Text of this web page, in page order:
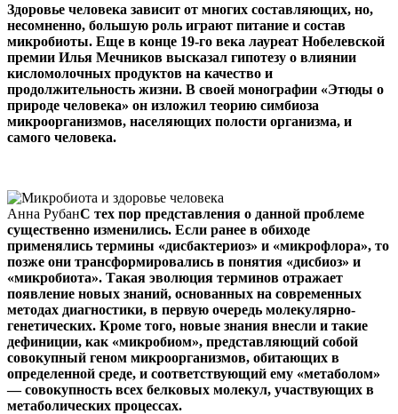
Здоровье человека зависит от многих составляющих, но,
несомненно, большую роль играют питание и состав
микробиоты. Еще в конце 19-го века лауреат Нобелевской
премии Илья Мечников высказал гипотезу о влиянии
кисломолочных продуктов на качество и
продолжительность жизни. В своей монографии «Этюды о
природе человека» он изложил теорию симбиоза
микроорганизмов, населяющих полости организма, и
самого человека.
Анна РубанС тех пор представления о данной проблеме
существенно изменились. Если ранее в обиходе
применялись термины «дисбактериоз» и «микрофлора», то
позже они трансформировались в понятия «дисбиоз» и
«микробиота». Такая эволюция терминов отражает
появление новых знаний, основанных на современных
методах диагностики, в первую очередь молекулярно-
генетических. Кроме того, новые знания внесли и такие
дефиниции, как «микробиом», представляющий собой
совокупный геном микроорганизмов, обитающих в
определенной среде, и соответствующий ему «метаболом»
— совокупность всех белковых молекул, участвующих в
метаболических процессах.